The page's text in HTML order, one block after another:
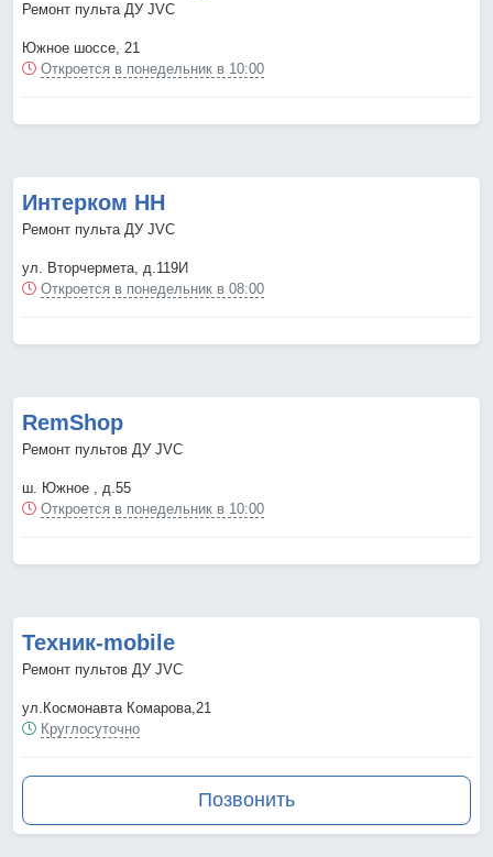
Ремонт пульта ДУ JVC
Южное шоссе, 21
Откроется в понедельник в 10:00
Интерком НН
Ремонт пульта ДУ JVC
ул. Вторчермета, д.119И
Откроется в понедельник в 08:00
RemShop
Ремонт пультов ДУ JVC
ш. Южное , д.55
Откроется в понедельник в 10:00
Техник-mobile
Ремонт пультов ДУ JVC
ул.Космонавта Комарова,21
Круглосуточно
Позвонить